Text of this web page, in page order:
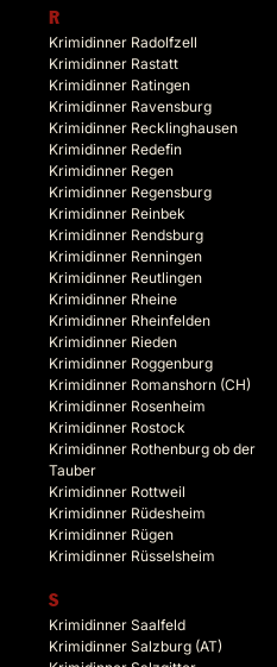
R
Krimidinner Radolfzell
Krimidinner Rastatt
Krimidinner Ratingen
Krimidinner Ravensburg
Krimidinner Recklinghausen
Krimidinner Redefin
Krimidinner Regen
Krimidinner Regensburg
Krimidinner Reinbek
Krimidinner Rendsburg
Krimidinner Renningen
Krimidinner Reutlingen
Krimidinner Rheine
Krimidinner Rheinfelden
Krimidinner Rieden
Krimidinner Roggenburg
Krimidinner Romanshorn (CH)
Krimidinner Rosenheim
Krimidinner Rostock
Krimidinner Rothenburg ob der
Tauber
Krimidinner Rottweil
Krimidinner Rüdesheim
Krimidinner Rügen
Krimidinner Rüsselsheim
S
Krimidinner Saalfeld
Krimidinner Salzburg (AT)